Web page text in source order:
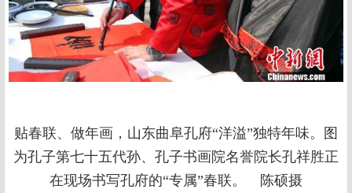
贴春联、做年画，山东曲阜孔府“洋溢”独特年味。图
为孔子第七十五代孙、孔子书画院名誉院长孔祥胜正
在现场书写孔府的“专属”春联。 陈硕摄